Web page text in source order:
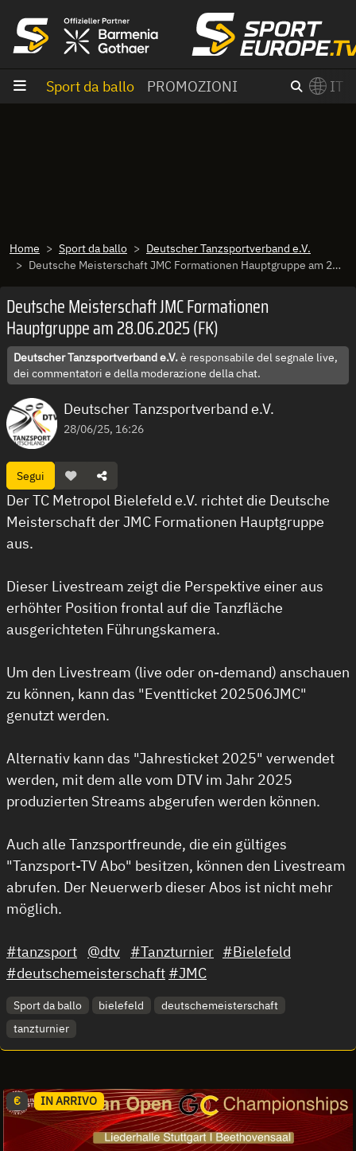
Sport da ballo PROMOZIONI IT
Home Sport da ballo
Deutscher Tanzsportverband e.V.
Deutsche Meisterschaft JMC Formationen Hauptgruppe am 28.06.2025 (FK)
Deutsche Meisterschaft JMC Formationen
Hauptgruppe am 28.06.2025 (FK)
Deutscher Tanzsportverband e.V.è responsabile del segnale live,
dei commentatori e della moderazione della chat.
Deutscher Tanzsportverband e.V.
28/06/25, 16:26
Segui
Der TC Metropol Bielefeld e.V. richtet die Deutsche
Meisterschaft der JMC Formationen Hauptgruppe
aus.
Dieser Livestream zeigt die Perspektive einer aus
erhöhter Position frontal auf die Tanzfläche
ausgerichteten Führungskamera.
Um den Livestream (live oder on-demand) anschauen
zu können, kann das "Eventticket 202506JMC"
genutzt werden.
Alternativ kann das "Jahresticket 2025" verwendet
werden, mit dem alle vom DTV im Jahr 2025
produzierten Streams abgerufen werden können.
Auch alle Tanzsportfreunde, die ein gültiges
"Tanzsport-TV Abo" besitzen, können den Livestream
abrufen. Der Neuerwerb dieser Abos ist nicht mehr
möglich.
#tanzsport @dtv #Tanzturnier #Bielefeld
#deutschemeisterschaft #JMC
Sport da ballo bielefeld
deutschemeisterschaft
tanzturnier
€ IN ARRIVO